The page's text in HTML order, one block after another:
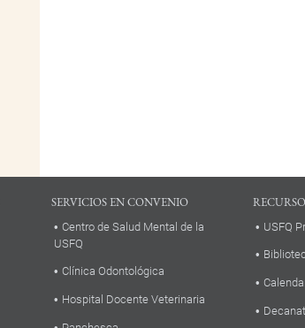
SERVICIOS EN CONVENIO
Centro de Salud Mental de la
USFQ
Clínica Odontológica
Hospital Docente Veterinaria
USFQ